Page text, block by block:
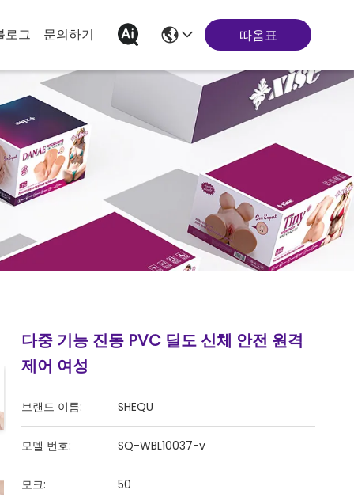
로그 문의하기 따옴표
다중 기능 진동 PVC 딜도 신체 안전 원격
제어 여성
브랜드 이름: SHEQU
모델 번호: SQ-WBL10037-v
모크: 50